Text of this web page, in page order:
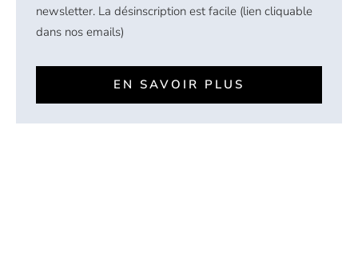
newsletter. La désinscription est facile (lien cliquable
dans nos emails)
EN SAVOIR PLUS